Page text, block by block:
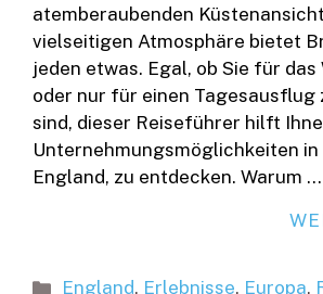
atemberaubenden
vielseitigen Atmosphäre bietet
jeden etwas. Egal, ob Sie für das
oder nur für einen Tagesausflug
sind, dieser Reiseführer hilft
Unternehmungsmöglichkeiten
England, zu entdecken. Warum …
Kategorien
England, Erlebnisse, Europa,